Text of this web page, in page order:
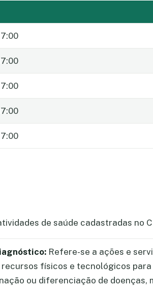
de saúde cadastradas no
Refere-se a ações e
físicos e tecnológicos
ou diferenciação de doenças,